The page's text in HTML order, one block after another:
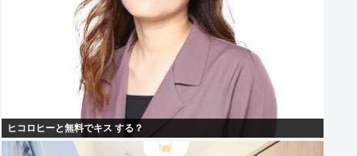
ヒコロヒーと無料でキス する？